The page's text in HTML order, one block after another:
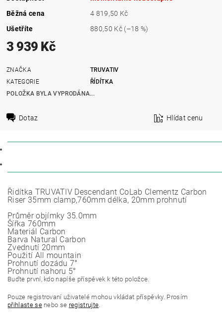
Běžná cena
4 819,50 Kč
Ušetříte
880,50 Kč (–18 %)
3 939 Kč
ZNAČKA
TRUVATIV
KATEGORIE
ŘÍDÍTKA
POLOŽKA BYLA VYPRODÁNA...
Dotaz Hlídat cenu
Řidítka TRUVATIV Descendant CoLab Clementz Carbon
Riser 35mm clamp,760mm délka, 20mm prohnutí
Průměr objímky 35.0mm
Šířka 760mm
Materiál Carbon
Barva Natural Carbon
Zvednutí 20mm
Použití All mountain
Prohnutí dozádu 7°
Prohnutí nahoru 5°
Buďte první, kdo napíše příspěvek k této položce.
Pouze registrovaní uživatelé mohou vkládat příspěvky. Prosím
přihlaste senebo se registrujte.